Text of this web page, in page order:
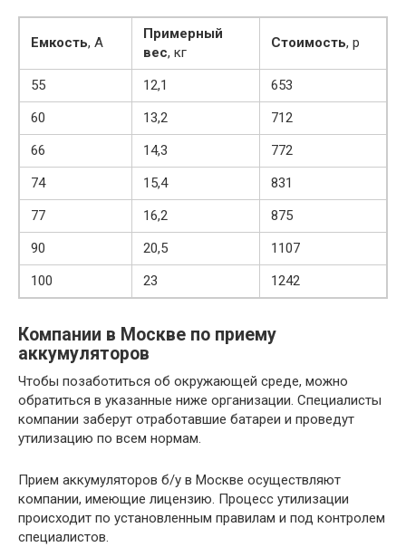
Емкость, А
Примерный
вес, кг
Стоимость, р
55 12,1
653
60
13,2
712
66
14,3
772
74
15,4
831
77
16,2
875
90
20,5
1107
100
23 1242
Компании в Москве по приему
аккумуляторов
Чтобы позаботиться об окружающей среде, можно
обратиться в указанные ниже организации. Специалисты
компании заберут отработавшие батареи и проведут
утилизацию по всем нормам.
Прием аккумуляторов б/у в Москве осуществляют
компании, имеющие лицензию. Процесс утилизации
происходит по установленным правилам и под контролем
специалистов.